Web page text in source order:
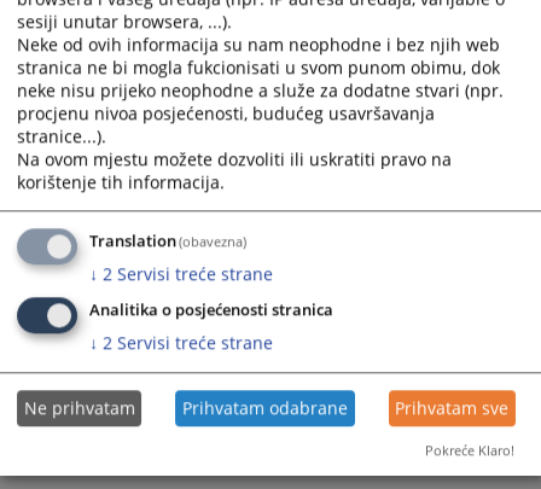
Ostale prodaje
sesiji unutar browsera, ...).
Neke od ovih informacija su nam neophodne i bez njih web
stranica ne bi mogla fukcionisati u svom punom obimu, dok
neke nisu prijeko neophodne a služe za dodatne stvari (npr.
procjenu nivoa posjećenosti, budućeg usavršavanja
stranice...).
Na ovom mjestu možete dozvoliti ili uskratiti pravo na
korištenje tih informacija.
Translation(obavezna)
↓ 2 Servisi treće strane
Analitika o posjećenosti stranica
↓ 2 Servisi treće strane
Ne prihvatam Prihvatam odabrane Prihvatam sve
Pokreće Klaro!